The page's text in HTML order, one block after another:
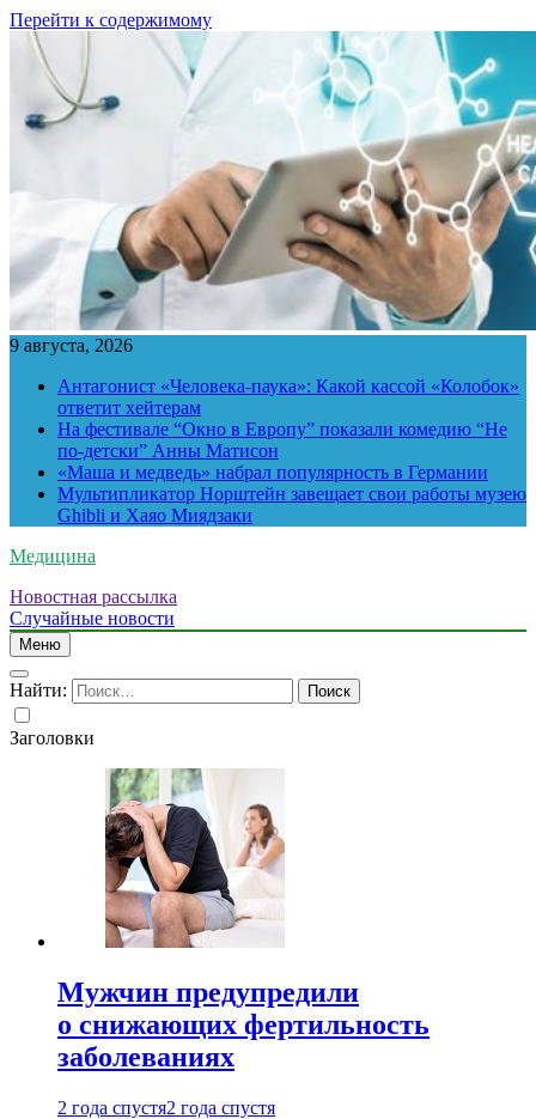
Перейти к содержимому
9 августа, 2026
Антагонист «Человека-паука»: Какой кассой «Колобок»
ответит хейтерам
На фестивале “Окно в Европу” показали комедию “Не
по-детски” Анны Матисон
«Маша и медведь» набрал популярность в Германии
Мультипликатор Норштейн завещает свои работы музею
Ghibli и Хаяо Миядзаки
Медицина
Новостная рассылка
Случайные новости
Меню
Найти:
Заголовки
Мужчин предупредили
о снижающих фертильность
заболеваниях
2 года спустя2 года спустя